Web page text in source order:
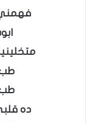
فهمني
طب
طب
ده